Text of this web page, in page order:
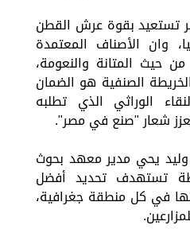
تستعيد بقوة عرش القطن
وان الأصناف المعتمدة
حيث المتانة والنعومة،
الصنفية هو الضمان
الوراثي الذي تطلبه
يعزز شعار "صنع في مصر".
يحي مدير معهد بحوث
تستهدف تحديد أفضل
في كل منطقة جغرافية،